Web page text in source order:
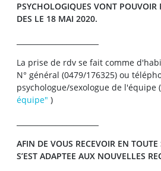
PSYCHOLOGIQUES VONT POUVOIR
DES LE 18 MAI 2020.
La prise de rdv se fait comme
N° général (0479/176325) ou
psychologue/sexologue de l'équipe
équipe" )
AFIN DE VOUS RECEVOIR EN TOUTE
S’EST ADAPTEE AUX NOUVELLES